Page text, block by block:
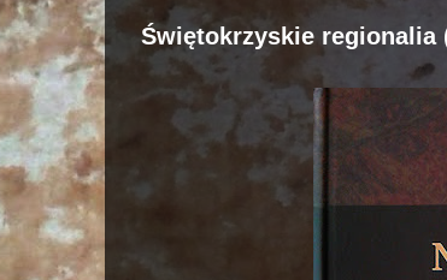
Świętokrzyskie regionalia